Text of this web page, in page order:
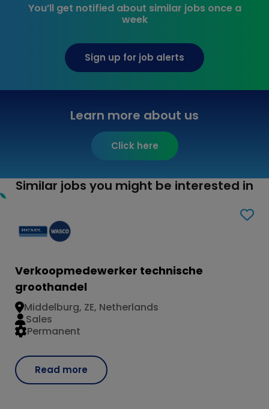
You’ll get notified about similar jobs once a
week
Sign up for job alerts
Learn more about us
Click here
Similar jobs you might be interested in
Verkoopmedewerker technische
groothandel
Read more
Middelburg, ZE, Netherlands
Permanent
Sales